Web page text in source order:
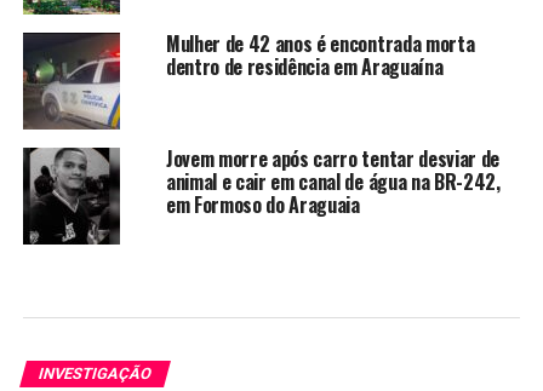
Mulher de 42 anos é encontrada morta
dentro de residência em Araguaína
Jovem morre após carro tentar desviar de
animal e cair em canal de água na BR-242,
em Formoso do Araguaia
INVESTIGAÇÃO